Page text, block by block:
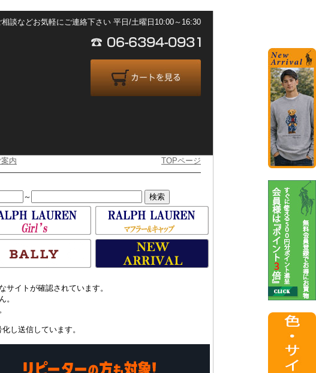
談などお気軽にご連絡下さい 平日/土曜日10:00～16:30
内 TOPページ
～
イトが確認されています。
。
し送信しています。